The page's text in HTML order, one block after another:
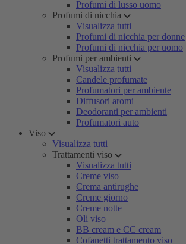
Profumi di lusso uomo
Profumi di nicchia
Visualizza tutti
Profumi di nicchia per donne
Profumi di nicchia per uomo
Profumi per ambienti
Visualizza tutti
Candele profumate
Profumatori per ambiente
Diffusori aromi
Deodoranti per ambienti
Profumatori auto
Viso
Visualizza tutti
Trattamenti viso
Visualizza tutti
Creme viso
Crema antirughe
Creme giorno
Creme notte
Oli viso
BB cream e CC cream
Cofanetti trattamento viso